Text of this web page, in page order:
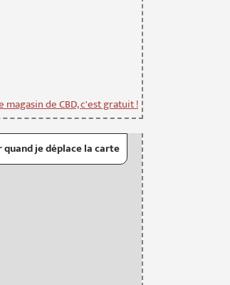
de CBD, c'est gratuit !
je déplace la carte